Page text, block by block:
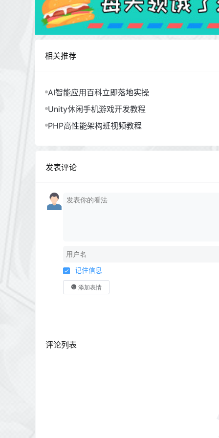
相关推荐
AI智能应用百科立即落地实操
Unity休闲手机游戏开发教程
PHP高性能架构班视频教程
发表评论
记住信息
添加表情
评论列表